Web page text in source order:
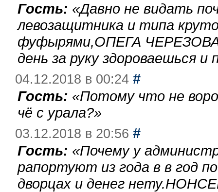
Гость: «Давно не видать
левозащитника и типа
фуфырями,ОПЕГА
день за руку здороваешься
04.12.2018 в 00:24 #
Гость: «Потому что не
чё с урала?»
03.12.2018 в 20:56 #
Гость: «Почему у
рапортуют из года в в год
дворцах и денег